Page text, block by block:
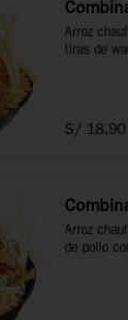
Arroz
tiras de
S/ 18.90
Arroz
de pollo